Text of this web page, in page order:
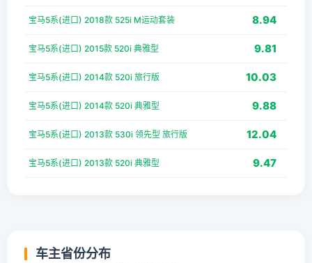
宝马5系(进口) 2018款 525i M运动套装 8.94
宝马5系(进口) 2015款 520i 典雅型 9.81
宝马5系(进口) 2014款 520i 旅行版 10.03
宝马5系(进口) 2014款 520i 典雅型 9.88
宝马5系(进口) 2013款 530i 领先型 旅行版 12.04
宝马5系(进口) 2013款 520i 典雅型 9.47
车主省份分布